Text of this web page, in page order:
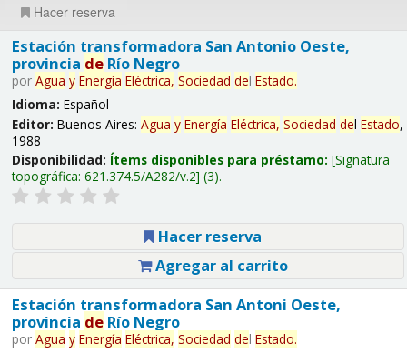
Hacer reserva
Estación transformadora San Antonio Oeste,
provincia deRío Negro
por Agua y Energía Eléctrica, Sociedad del Estado.
Idioma: Español
Editor: Buenos Aires: Agua y Energía Eléctrica, Sociedad del Estado,
1988
Disponibilidad: Ítems disponibles para préstamo: Signatura
topográfica: 621.374.5/A282/v.2 (3).
Hacer reserva
Agregar al carrito
Estación transformadora San Antoni Oeste,
provincia deRío Negro
por Agua y Energía Eléctrica, Sociedad del Estado.